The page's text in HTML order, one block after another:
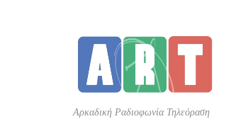
Αρκαδική Ραδιοφωνία Τηλεόραση